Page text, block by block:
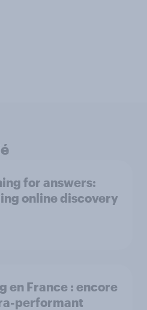
for answers:
online discovery
en France : encore
performant